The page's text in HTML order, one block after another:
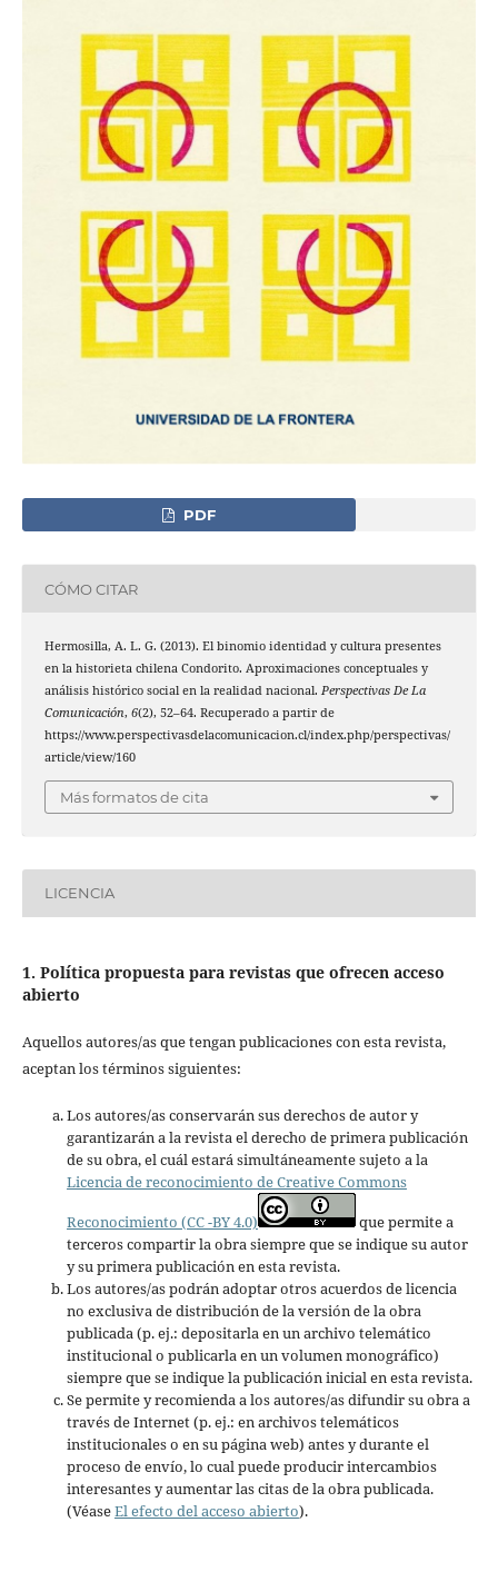
PDF
CÓMO CITAR
Hermosilla, A. L. G. (2013). El binomio identidad y cultura presentes
en la historieta chilena Condorito. Aproximaciones conceptuales y
análisis histórico social en la realidad nacional. Perspectivas De La
Comunicación, 6(2), 52–64. Recuperado a partir de
https://www.perspectivasdelacomunicacion.cl/index.php/perspectivas/
article/view/160
Más formatos de cita
LICENCIA
1. Política propuesta para revistas que ofrecen acceso
abierto
Aquellos autores/as que tengan publicaciones con esta revista,
aceptan los términos siguientes:
Los autores/as conservarán sus derechos de autor y
garantizarán a la revista el derecho de primera publicación
de su obra, el cuál estará simultáneamente sujeto a la
Licencia de reconocimiento de Creative Commons
Reconocimiento (CC -BY 4.0)
que permite a
terceros compartir la obra siempre que se indique su autor
y su primera publicación en esta revista.
Los autores/as podrán adoptar otros acuerdos de licencia
no exclusiva de distribución de la versión de la obra
publicada (p. ej.: depositarla en un archivo telemático
institucional o publicarla en un volumen monográfico)
siempre que se indique la publicación inicial en esta revista.
Se permite y recomienda a los autores/as difundir su obra a
través de Internet (p. ej.: en archivos telemáticos
institucionales o en su página web) antes y durante el
proceso de envío, lo cual puede producir intercambios
interesantes y aumentar las citas de la obra publicada.
(VéaseEl efecto del acceso abierto).